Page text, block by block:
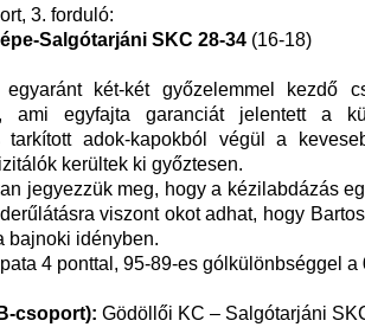
3. forduló:
Salgótarjáni SKC 28-34 (16-18)
két-két győzelemmel kezdő
ami egyfajta garanciát jelentett a
tarkított adok-kapokból végül a
kerültek ki győztesen.
jegyezzük meg, hogy a kézilabdázás
viszont okot adhat, hogy
bajnoki idényben.
4 ponttal, 95-89-es gólkülönbséggel a
csoport): Gödöllői KC – Salgótarjáni